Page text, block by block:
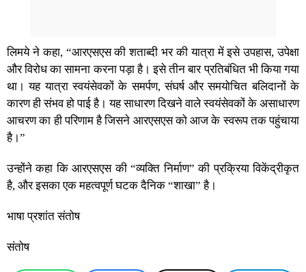
लिमये ने कहा, “आरएसएस की शताब्दी भर की यात्रा में इसे उपहास, उपेक्षा
और विरोध का सामना करना पड़ा है। इसे तीन बार प्रतिबंधित भी किया गया
था। यह यात्रा स्वयंसेवकों के समर्पण, संघर्ष और समयोचित बलिदानों के
कारण ही संभव हो पाई है। यह साधारण दिखने वाले स्वयंसेवकों के असाधारण
आचरण का ही परिणाम है जिसने आरएसएस को आज के स्वरूप तक पहुंचाया
है।”
उन्होंने कहा कि आरएसएस की “व्यक्ति निर्माण” की प्रक्रिया विकेंद्रीकृत
है, और इसका एक महत्वपूर्ण घटक दैनिक “शाखा” है।
भाषा प्रशांत संतोष
संतोष